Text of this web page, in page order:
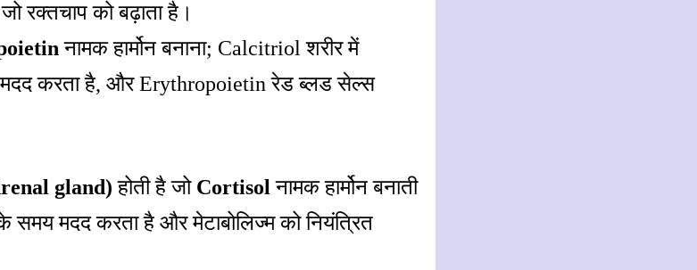
रक्तचाप को बढ़ाता है।
नामक हार्मोन बनाना; Calcitriol शरीर में
मदद करता है, और Erythropoietin रेड ब्लड सेल्स
gland) होती है जो Cortisol नामक हार्मोन बनाती
समय मदद करता है और मेटाबोलिज्म को नियंत्रित